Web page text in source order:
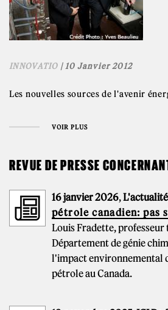
INNOVATIO | 10 Janvier 2012
Les nouvelles sources de l'avenir
VOIR PLUS
REVUE DE PRESSE
16 janvier 2026,L'actualité
pétrole canadien: pas
Louis Fradette,
Département de génie
l'impact environnemental
pétrole au Canada.